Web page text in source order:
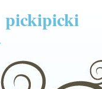
pickipicki